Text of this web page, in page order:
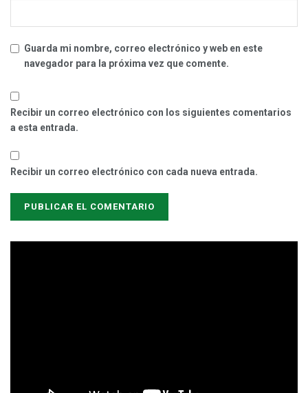
Guarda mi nombre, correo electrónico y web en este
navegador para la próxima vez que comente.
Recibir un correo electrónico con los siguientes comentarios
a esta entrada.
Recibir un correo electrónico con cada nueva entrada.